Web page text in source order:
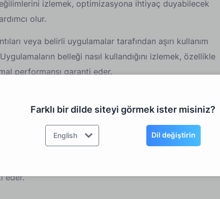
Farklı bir dilde siteyi görmek ister misiniz?
English Dil değiştirin
izlemek, optimizasyona ihtiyaç duyabilecek
olur.
veya belirli uygulamalar tarafından aşırı kullanım
belleği nasıl kullandığını izlemek, özellikle
performansı garanti eder.
çıktı işlemleri, özellikle veri yoğun uygulamalar için
etkileyebilir. I/O verimliliğini izlemek, veri erişimi veya
belirlemeye yardımcı olur.
bir uygulamanın bir kullanıcının isteğine yanıt vermesi
Bu metriği izlemek, yüksek trafik dönemlerinde bile
eder.